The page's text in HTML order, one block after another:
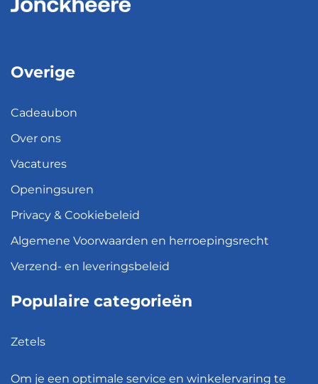
Overige
Cadeaubon
Over ons
Vacatures
Openingsuren
Privacy & Cookiebeleid
Algemene Voorwaarden en herroepingsrecht
Verzend- en leveringsbeleid
Populaire categorieën
Zetels
Om je een optimale service en winkelervaring te